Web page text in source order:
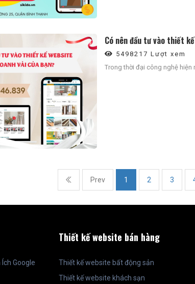
Có nên đầu tư vào thiết
5498217 Lượt xem
Trong thời đại công nghệ hiện
Prev 1 2 3
Google
Thiết kế website bán hàng
Thiết kế website bất động sản
Thiết kế website khách sạn